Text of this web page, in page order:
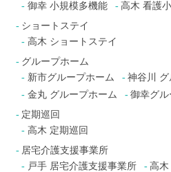
御幸 小規模多機能
高木 看護
ショートステイ
高木 ショートステイ
グループホーム
新市グループホーム
神谷川 グ
金丸 グループホーム
御幸グ
定期巡回
高木 定期巡回
居宅介護支援事業所
戸手 居宅介護支援事業所
高木